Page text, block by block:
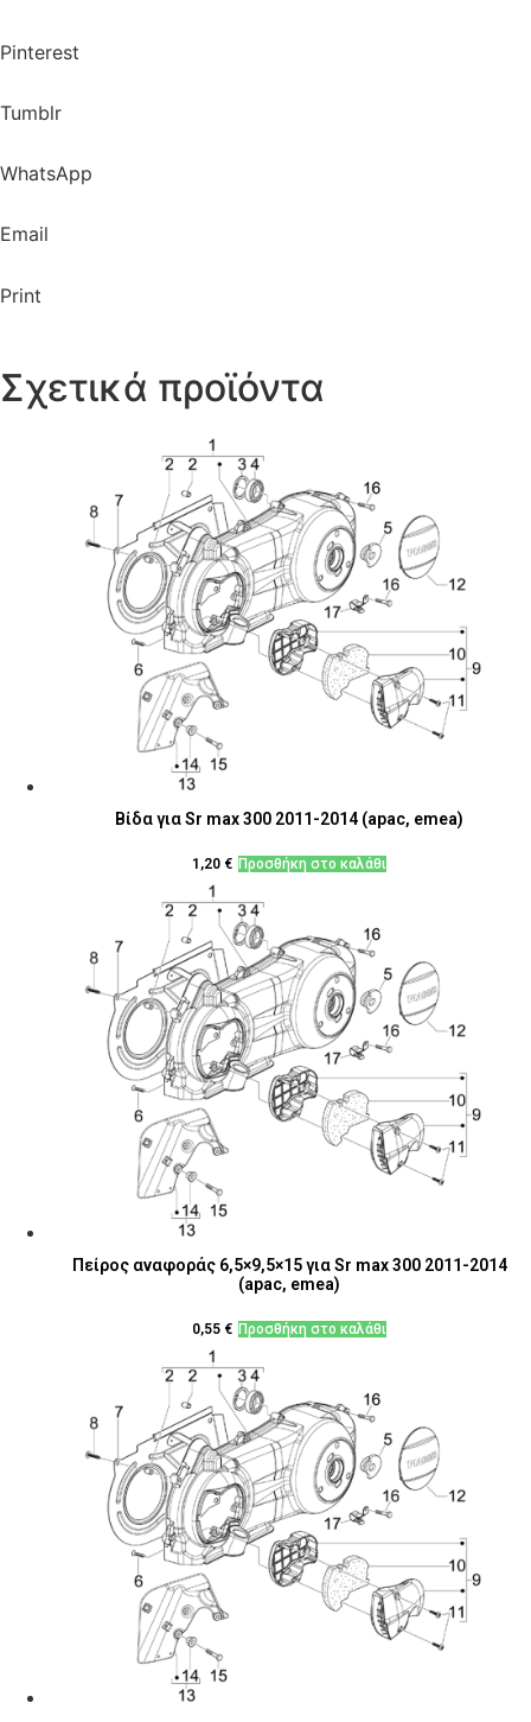
Pinterest
Tumblr
WhatsApp
Email
Print
Σχετικά προϊόντα
Βίδα για Sr max 300 2011-2014 (apac, emea)
1,20 € Προσθήκη στο καλάθι
Πείρος αναφοράς 6,5×9,5×15 για Sr max 300 2011-2014
(apac, emea)
0,55 € Προσθήκη στο καλάθι